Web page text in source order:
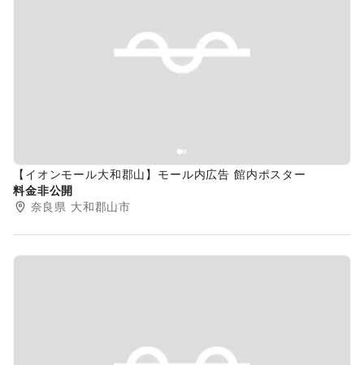
Previous slide
【イオンモール大和郡山】モール内広告 館内ポスター
料金非公開
奈良県 大和郡山市